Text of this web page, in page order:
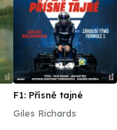
F1: Přísně tajné
Giles Richards